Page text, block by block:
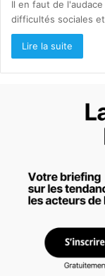
Il en faut de
difficultés sociales
Lire la suite